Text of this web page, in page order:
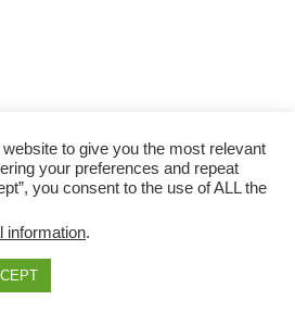
to give you the most relevant
your preferences and repeat
you consent to the use of ALL the
information.